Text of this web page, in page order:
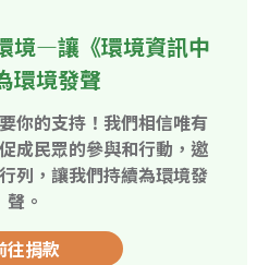
境—讓《環境資訊中
環境發聲
你的支持！我們相信唯有
成民眾的參與和行動，邀
列，讓我們持續為環境發
聲。
往捐款